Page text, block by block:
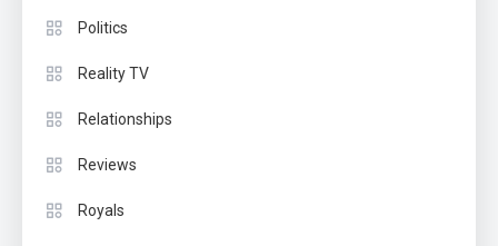
Politics
Reality TV
Relationships
Reviews
Royals